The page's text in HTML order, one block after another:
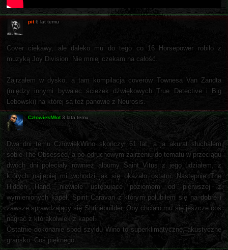
pit 6 lat temu
Cover ciekawy, ale daleko mu do tego co 16 Horsepower robiło z
muzyką Joy Division. Nie mniej czekam na całość.
Zajrzałem w dysko, a tam kompilacja coverów Townesa Van Zandta
(między innymi bywalec ścieżek dźwiękowych True Detective i Big
Lebowski) na której są też panowie z Neurosis.
CzłowiekMłot 3 lata temu
Dwa dni temu CzłowiekWino skończył 61 lat, a ja akurat słuchałem
sobie The Obsessed, a po odruchowym zajrzeniu do tematu w przeciągu
dwóch dni poleciały również albumy Saint Vitus z jego udziałem, z
których najlepiej mi wchodzi jak się okazało ostatni. Następnie The
Hidden Hand, niewiele ustępujące poziomem od pierwszej z
wymienionych kapel, Spirit Caravan z którym polubiłem się na dobre i
zawsze sprawdzający się Shrinebuilder. Oby chciało mu się jeszcze coś
nagrać z którąkolwiek z kapel.
Ostatnie dokonanie spod szyldu Wino to superklimatyczne, akustyczne
grańsko. Coś pięknego.